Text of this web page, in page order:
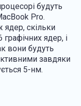
будуть
Pro.
ядер, скільки
ядер, і
вони будуть
завдяки
5-нм.